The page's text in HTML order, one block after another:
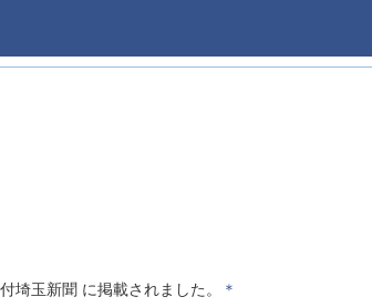
埼玉新聞 に掲載されました。 ＊